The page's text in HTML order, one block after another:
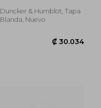
₡
Duncker & Humblot, Tapa
Blanda, Nuevo